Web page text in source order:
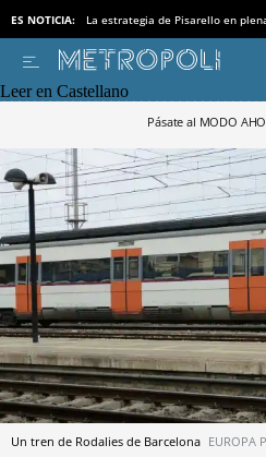
ES NOTICIA: La estrategia de Pisarello en
Leer en Castellano
Pásate al MODO
Un tren de Rodalies de Barcelona EUROPA